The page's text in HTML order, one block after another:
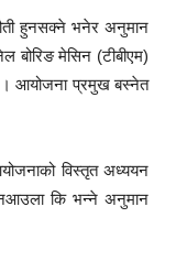
हुनसक्ने भनेर अनुमान
बोरिङ मेसिन (टीबीएम)
। आयोजना प्रमुख बस्नेत
विस्तृत अध्ययन
नआउला कि भन्ने अनुमान